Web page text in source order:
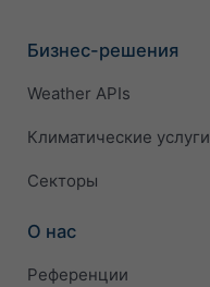
Бизнес-решения
Weather APIs
Климатические услуги
Секторы
О нас
Референции